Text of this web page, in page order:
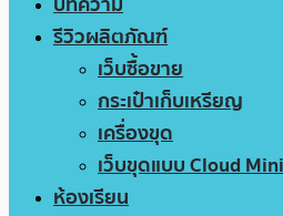
รีวิวผลิตภัณฑ์
เว็บซื้อขาย
กระเป๋าเก็บเหรียญ
เครื่องขุด
เว็บขุดแบบ Cloud
ห้องเรียน